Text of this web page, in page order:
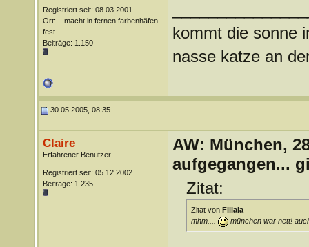
Registriert seit: 08.03.2001
Ort: ...macht in fernen farbenhäfen
fest
Beiträge: 1.150
kommt die sonne
nasse katze an
30.05.2005, 08:35
Claire
Erfahrener Benutzer
Registriert seit: 05.12.2002
Beiträge: 1.235
AW: München,
aufgegangen...
Zitat:
Zitat von Filiala
mhm....
münchen war nett!